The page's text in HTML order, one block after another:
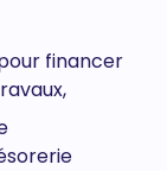
financer